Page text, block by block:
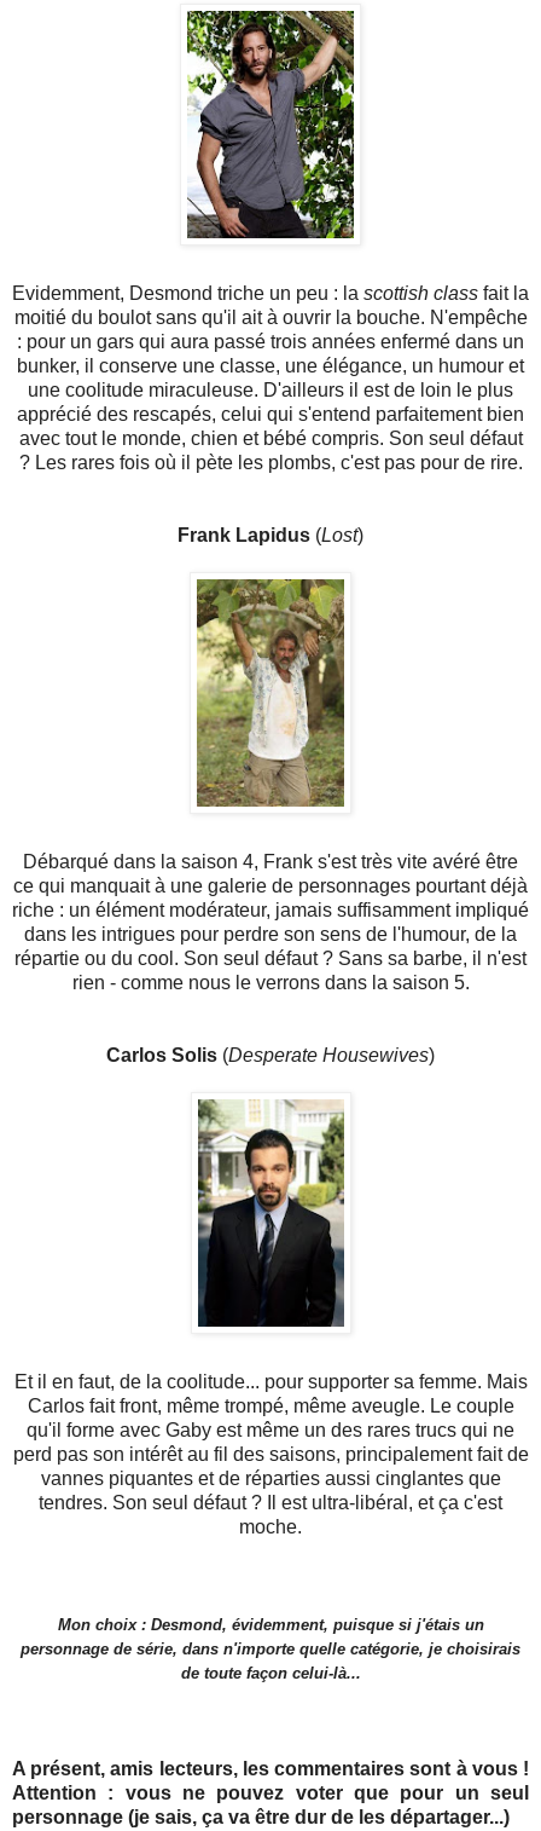
Evidemment, Desmond triche un peu : la scottish class fait la
moitié du boulot sans qu'il ait à ouvrir la bouche. N'empêche
: pour un gars qui aura passé trois années enfermé dans un
bunker, il conserve une classe, une élégance, un humour et
une coolitude miraculeuse. D'ailleurs il est de loin le plus
apprécié des rescapés, celui qui s'entend parfaitement bien
avec tout le monde, chien et bébé compris. Son seul défaut
? Les rares fois où il pète les plombs, c'est pas pour de rire.
Frank Lapidus (Lost)
Débarqué dans la saison 4, Frank s'est très vite avéré être
ce qui manquait à une galerie de personnages pourtant déjà
riche : un élément modérateur, jamais suffisamment impliqué
dans les intrigues pour perdre son sens de l'humour, de la
répartie ou du cool. Son seul défaut ? Sans sa barbe, il n'est
rien - comme nous le verrons dans la saison 5.
Carlos Solis (Desperate Housewives)
Et il en faut, de la coolitude... pour supporter sa femme. Mais
Carlos fait front, même trompé, même aveugle. Le couple
qu'il forme avec Gaby est même un des rares trucs qui ne
perd pas son intérêt au fil des saisons, principalement fait de
vannes piquantes et de réparties aussi cinglantes que
tendres. Son seul défaut ? Il est ultra-libéral, et ça c'est
moche.
Mon choix : Desmond, évidemment, puisque si j'étais un
personnage de série, dans n'importe quelle catégorie, je choisirais
de toute façon celui-là...
A présent, amis lecteurs, les commentaires sont à vous !
Attention : vous ne pouvez voter que pour un seul
personnage (je sais, ça va être dur de les départager...)